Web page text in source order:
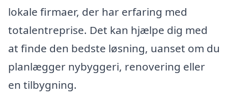
lokale firmaer, der har erfaring med
totalentreprise. Det kan hjælpe dig med
at finde den bedste løsning, uanset om du
planlægger nybyggeri, renovering eller
en tilbygning.